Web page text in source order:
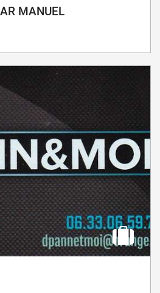
MANUEL